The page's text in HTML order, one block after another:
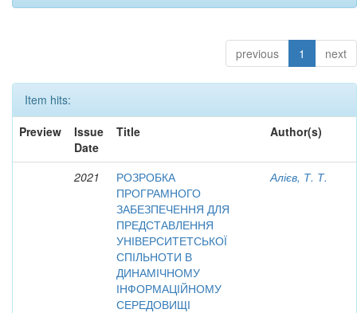
previous 1 next
Item hits:
Preview
Issue
Date
Title Author(s)
2021
РОЗРОБКА
ПРОГРАМНОГО
ЗАБЕЗПЕЧЕННЯ ДЛЯ
ПРЕДСТАВЛЕННЯ
УНІВЕРСИТЕТСЬКОЇ
СПІЛЬНОТИ В
ДИНАМІЧНОМУ
ІНФОРМАЦІЙНОМУ
СЕРЕДОВИЩІ
Алієв, Т. Т.